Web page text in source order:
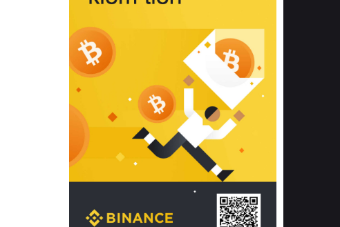
tế còn giúp ngăn ngừa tình trạng kích
khuẩn và nấm mốc trong điều kiện
thời tiết nóng ẩm. Bạn có thể tìm hiểu
thêm các nghiên cứu khoa học về tác
động của giấc ngủ và môi trường
phòng ngủ đối với sức khỏe con
người tại Sleep Foundation (External
Link) để có cái nhìn toàn diện hơn.
2. Các tiêu chí vàng khi lựa chọn
chăn ga gối đệm cao cấp cho phòng
ngủ
Để sở hữu một bộ chăn ga gối đệm
cao cấp hoàn hảo cả về thẩm mỹ lẫn
công năng, người tiêu dùng cần cân
nhắc kỹ lưỡng các tiêu chí quan trọng